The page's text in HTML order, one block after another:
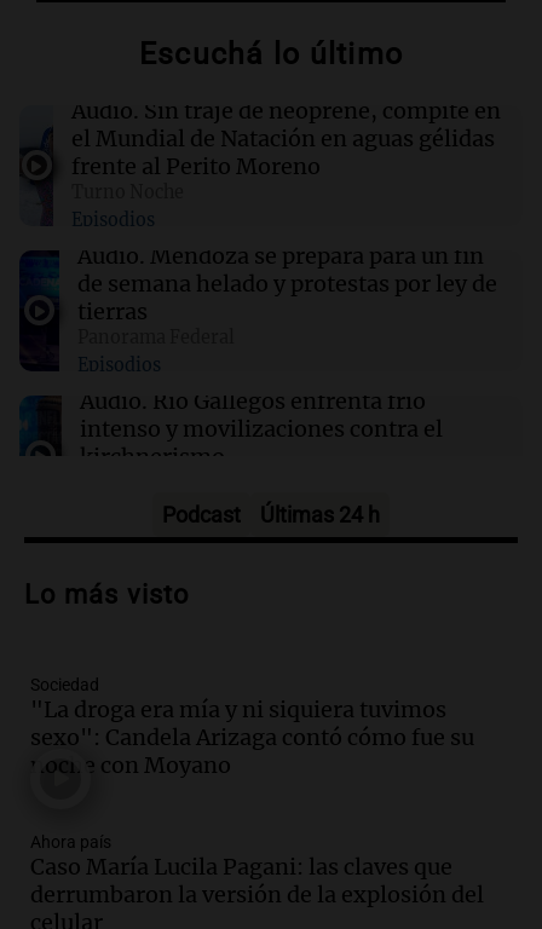
La fertilización podría depender del trabajo en
estudio
01:24 Mundo
varios heridos tras el ataque
01:09
La transformación de Hanói: modernización
Escuchá lo último
Audio. Sin traje de neoprene, compite en
el Mundial de Natación en aguas gélidas
frente al Perito Moreno
Episodios
Audio. Mendoza se prepara para un fin
de semana helado y protestas por ley de
tierras
Episodios
Audio. Río Gallegos enfrenta frío
intenso y movilizaciones contra el
kirchnerismo
Audio.Debate en el Senado sobre
la soberanía digital en Argentina
Audio.
de semana helado y ciudadanos
marchan contra reforma de tierras
Panorama Federal
Audio.
El "Mono" de Kapanga
adelantó su show en Rosario.
Viva la Radio Rosario
Podcast Últimas 24 h
Lo más visto
Sociedad
"La droga era mía y ni siquiera tuvimos
sexo": Candela Arizaga contó cómo fue su
noche con Moyano
Ahora país
Caso María Lucila Pagani: las claves que
derrumbaron la versión de la explosión del
celular